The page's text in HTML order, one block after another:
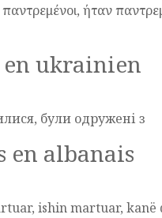
ήταν
ukrainien
були одружені з
en albanais
ishin martuar,